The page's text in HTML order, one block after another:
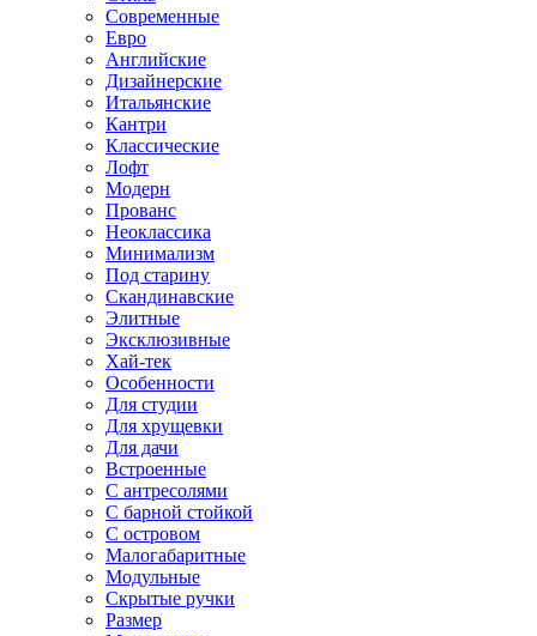
Современные
Евро
Английские
Дизайнерские
Итальянские
Кантри
Классические
Лофт
Модерн
Прованс
Неоклассика
Минимализм
Под старину
Скандинавские
Элитные
Эксклюзивные
Хай-тек
Особенности
Для студии
Для хрущевки
Для дачи
Встроенные
С антресолями
С барной стойкой
С островом
Малогабаритные
Модульные
Скрытые ручки
Размер